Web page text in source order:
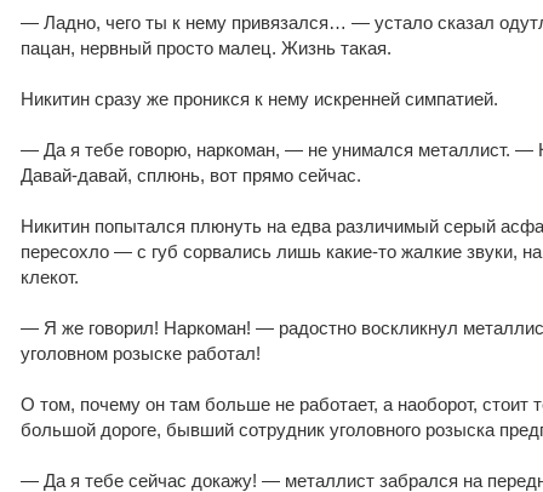
— Ладно, чего ты к нему привязался… — устало сказал
пацан, нервный просто малец. Жизнь такая.
Никитин сразу же проникся к нему искренней симпатией.
— Да я тебе говорю, наркоман, — не унимался металлист. —
Давай-давай, сплюнь, вот прямо сейчас.
Никитин попытался плюнуть на едва различимый серый
пересохло — с губ сорвались лишь какие-то жалкие звуки,
клекот.
— Я же говорил! Наркоман! — радостно воскликнул
уголовном розыске работал!
О том, почему он там больше не работает, а наоборот, стоит
большой дороге, бывший сотрудник уголовного розыска
— Да я тебе сейчас докажу! — металлист забрался на